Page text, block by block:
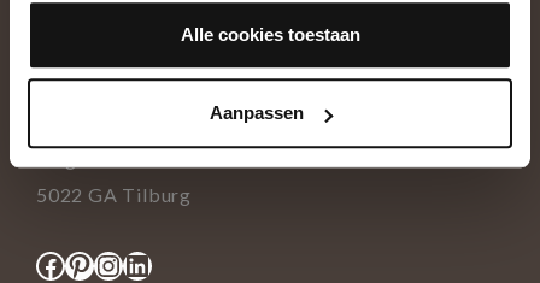
Alle cookies toestaan
Aanpassen
NEEM CONTACT OP
+31(0)13 5362828
5022 GA Tilburg
Facebook
Pinterest
Instagram
LinkedIn